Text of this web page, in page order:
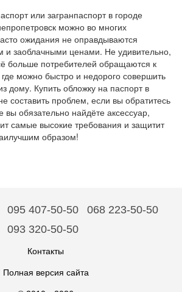
или загранпаспорт в городе
можно во многих
ожидания не оправдываются
заоблачными ценами. Не удивительно,
больше потребителей обращаются к
можно быстро и недорого совершить
дому. Купить обложку на паспорт в
составить проблем, если вы обратитесь
вы обязательно найдёте аксессуар,
самые высокие требования и защитит
образом!
095 407-50-50
068 223-50-50
093 320-50-50
Контакты
Полная версия сайта